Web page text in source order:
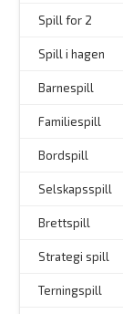
Spill for 2
Spill i hagen
Barnespill
Familiespill
Bordspill
Selskapsspill
Brettspill
Strategi spill
Terningspill